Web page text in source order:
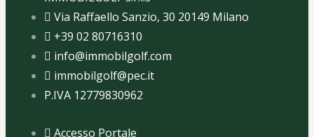
Via Raffaello Sanzio, 30 20149 Milano
+39 02 80716310
info@immobilgolf.com
immobilgolf@pec.it
P.IVA 12779830962
Accesso Portale